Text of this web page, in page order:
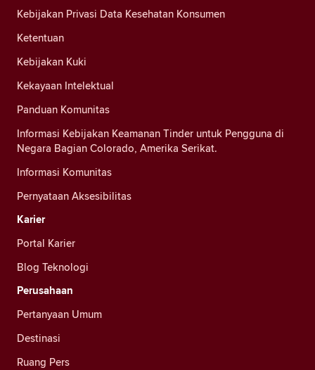
Kebijakan Privasi Data Kesehatan Konsumen
Ketentuan
Kebijakan Kuki
Kekayaan Intelektual
Panduan Komunitas
Informasi Kebijakan Keamanan Tinder untuk Pengguna di
Negara Bagian Colorado, Amerika Serikat.
Informasi Komunitas
Pernyataan Aksesibilitas
Karier
Portal Karier
Blog Teknologi
Perusahaan
Pertanyaan Umum
Destinasi
Ruang Pers